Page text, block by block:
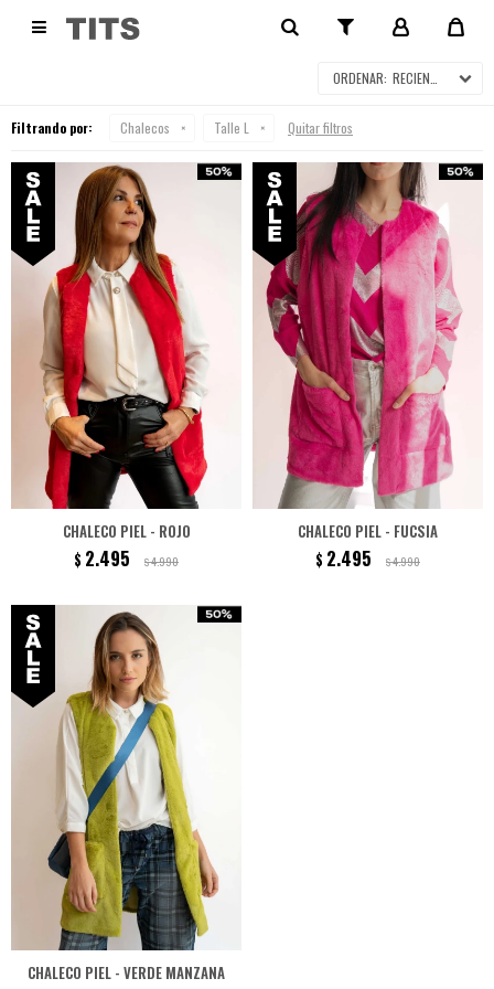
 CHALECOS EN SALE
RECIENTES
Filtrando por: Chalecos Talle L Quitar filtros
CHALECO PIEL - ROJO
$ 2.495 $4.990
CHALECO PIEL - FUCSIA
$ 2.495 $4.990
CHALECO PIEL - VERDE MANZANA